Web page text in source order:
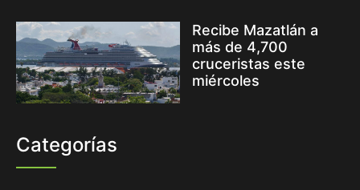
Recibe Mazatlán a
más de 4,700
cruceristas este
miércoles
Categorías